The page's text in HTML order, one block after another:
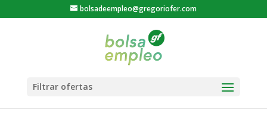
bolsadeempleo@gregoriofer.com